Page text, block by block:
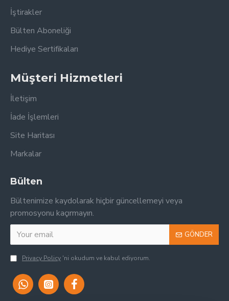
İştirakler
Bülten Aboneliği
Hediye Sertifikaları
Müşteri Hizmetleri
İletişim
İade İşlemleri
Site Haritası
Markalar
Bülten
Bültenimize kaydolarak hiçbir güncellemeyi veya
promosyonu kaçırmayın.
GÖNDER
Privacy Policy 'ni okudum ve kabul ediyorum.